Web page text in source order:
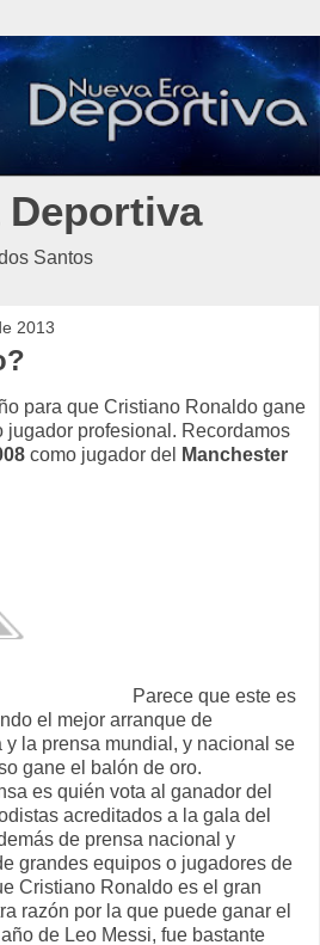
Deportiva
Santos
2013
para que Cristiano Ronaldo gane
jugador profesional. Recordamos
como jugador del
Manchester
Parece que este es
el mejor arranque de
la prensa mundial, y nacional se
gane el balón de oro.
es quién vota al ganador del
acreditados a la gala del
de prensa nacional y
grandes equipos o jugadores de
Cristiano Ronaldo es el gran
razón por la que puede ganar el
de Leo Messi, fue bastante